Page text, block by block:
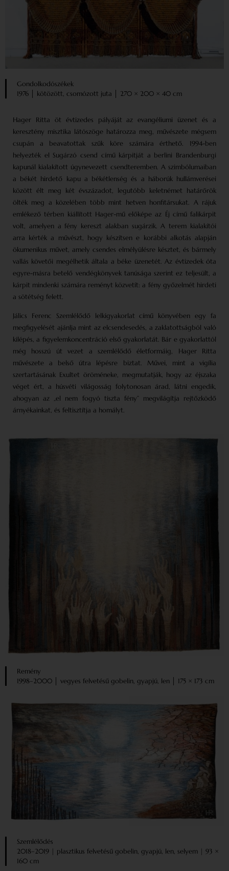
Gondolkodószékek
1976 │ kötözött, csomózott juta │ 270 × 200 × 40 cm
Hager Ritta öt évtizedes pályáját az evangéliumi üzenet és a
keresztény misztika látószöge határozza meg, művészete mégsem
csupán a beavatottak szűk köre számára érthető. 1994-ben
helyezték el Sugárzó csend című kárpitját a berlini Brandenburgi
kapunál kialakított úgynevezett csendteremben. A szimbólumaiban
a békét hirdető kapu a békétlenség és a háborúk hullámverései
között élt meg két évszázadot, legutóbb keletnémet határőrök
ölték meg a közelében több mint hetven honfitársukat. A rájuk
emlékező térben kiállított Hager-mű előképe az Éj című falikárpit
volt, amelyen a fény kereszt alakban sugárzik. A terem kialakítói
arra kérték a művészt, hogy készítsen e korábbi alkotás alapján
ökumenikus művet, amely csendes elmélyülésre késztet, és bármely
vallás követői megélhetik általa a béke üzenetét. Az évtizedek óta
egyre-másra betelő vendégkönyvek tanúsága szerint ez teljesült, a
kárpit mindenki számára reményt közvetít: a fény győzelmét hirdeti
a sötétség felett.
Jálics Ferenc Szemlélődő lelkigyakorlat című könyvében egy fa
megfigyelését ajánlja mint az elcsendesedés, a zaklatottságból való
kilépés, a figyelemkoncentráció első gyakorlatát. Bár e gyakorlattól
még hosszú út vezet a szemlélődő életformáig, Hager Ritta
művészete a belső útra lépésre biztat. Művei, mint a vigília
szertartásának Exultet öröméneke, megmutatják, hogy az éjszaka
véget ért, a húsvéti világosság folytonosan árad, látni engedik,
ahogyan az „el nem fogyó tiszta fény” megvilágítja rejtőzködő
árnyékainkat, és feltisztítja a homályt.
Remény
1998–2000 │ vegyes felvetésű gobelin, gyapjú, len │ 175 × 173 cm
Szemlélődés
2018–2019 | plasztikus felvetésű gobelin, gyapjú, len, selyem | 93 ×
160 cm